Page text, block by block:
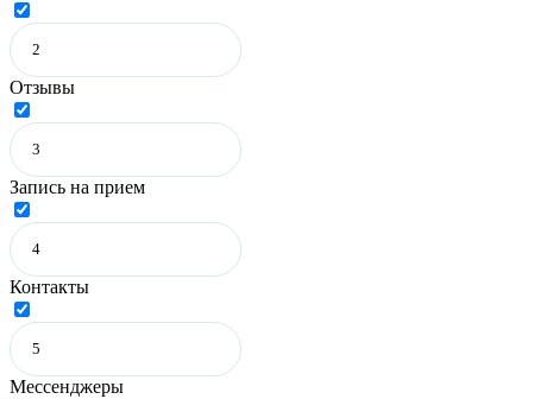
Отзывы
Запись на прием
Контакты
Мессенджеры